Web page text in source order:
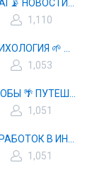
1,110
1,053
1,051
1,051